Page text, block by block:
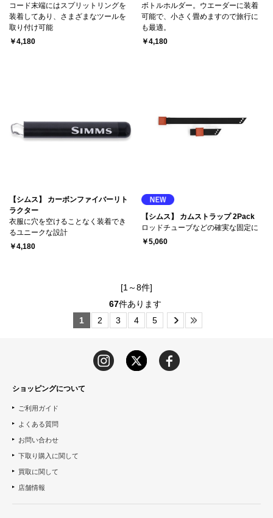
コード末端にはスプリットリングを
装着してあり、さまざまなツールを
取り付け可能
￥4,180
ボトルホルダー。ウエーダーに装着
可能で、小さく畳めますので旅行に
も最適。
￥4,180
【シムス】 カーボンファイバーリト
ラクター
衣服に穴を空けることなく装着でき
るユニークな設計
￥4,180
【シムス】 カムストラップ 2Pack
ロッドチューブなどの確実な固定に
￥5,060
[1～8件]
67件あります
1
2 3 4 5
ショッピングについて
ご利用ガイド
よくある質問
お問い合わせ
下取り購入に関して
買取に関して
店舗情報